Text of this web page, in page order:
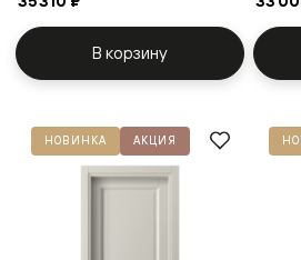
В корзину
НОВИНКА АКЦИЯ